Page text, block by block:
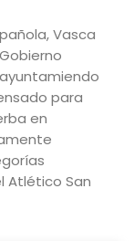
Vasca
para
en
Atlético San